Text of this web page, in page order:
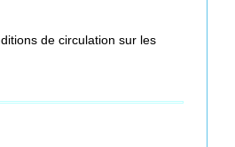
de circulation sur les